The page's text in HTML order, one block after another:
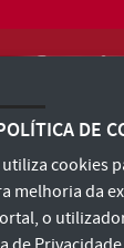
Termos e
Declaração de
DE
cookies
melhoria da
o